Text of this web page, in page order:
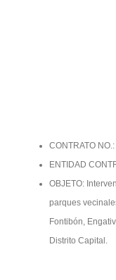
CONTRATO
ENTIDAD
OBJETO:
parques
Fontibón,
Distrito Capital.